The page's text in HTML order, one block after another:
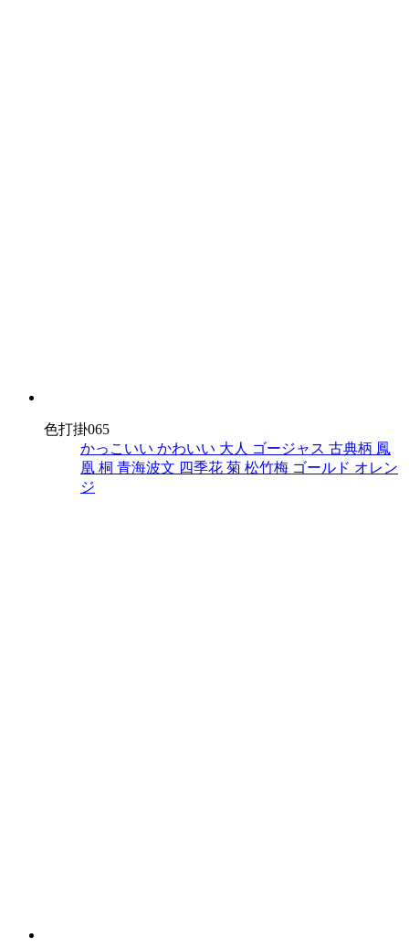
色打掛065
かっこいい かわいい 大人 ゴージャス 古典柄 鳳
凰 桐 青海波文 四季花 菊 松竹梅 ゴールド オレン
ジ